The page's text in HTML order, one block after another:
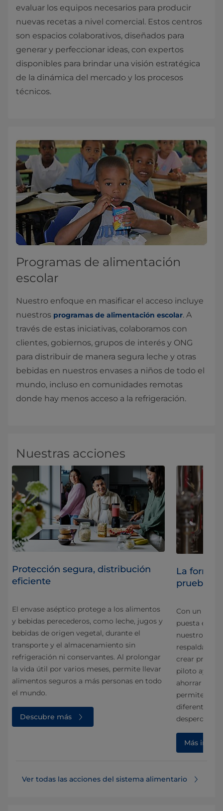
evaluar los equipos necesarios para producir
nuevas recetas a nivel comercial. Estos centros
son espacios colaborativos, diseñados para
generar y perfeccionar ideas, con expertos
disponibles para brindar una visión estratégica
de la dinámica del mercado y los procesos
técnicos.
Programas de alimentación
escolar
Nuestro enfoque en masificar el acceso incluye
nuestros programas de alimentación escolar. A
través de estas iniciativas, colaboramos con
clientes, gobiernos, grupos de interés y ONG
para distribuir de manera segura leche y otras
bebidas en nuestros envases a niños de todo el
mundo, incluso en comunidades remotas
donde hay menos acceso a la refrigeración.
Nuestras acciones
Protección segura, distribución
eficiente
El envase aséptico protege a los alimentos
y bebidas perecederos, como leche, jugos y
bebidas de origen vegetal, durante el
transporte y el almacenamiento sin
refrigeración ni conservantes. Al prolongar
la vida útil por varios meses, permite llevar
alimentos seguros a más personas en todo
el mundo.
Descubre más
La forma
pruebas
Con un
puesta en
nuestros
respaldan
crear
piloto
ahorrar en
permiten a
diferentes
desperdicio
Más
Ver todas las acciones del sistema alimentario